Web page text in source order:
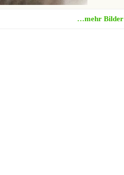
…mehr Bilder